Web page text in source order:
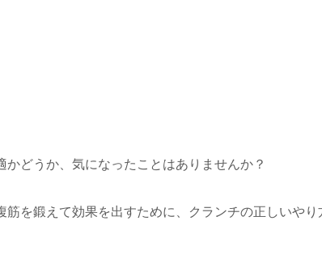
どうか、気になったことはありませんか？
を鍛えて効果を出すために、クランチの正しいやり